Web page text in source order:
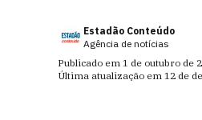
Estadão Conteúdo
Agência de notícias
Publicado em 1 de outubro de
Última atualização em 12 de